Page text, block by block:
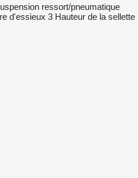
ressort/pneumatique
d'essieux 3 Hauteur de la sellette